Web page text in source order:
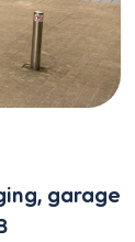
garage